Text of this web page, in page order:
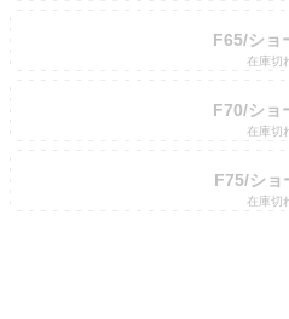
F65/ショ
在庫切
F70/ショ
在庫切
F75/ショ
在庫切